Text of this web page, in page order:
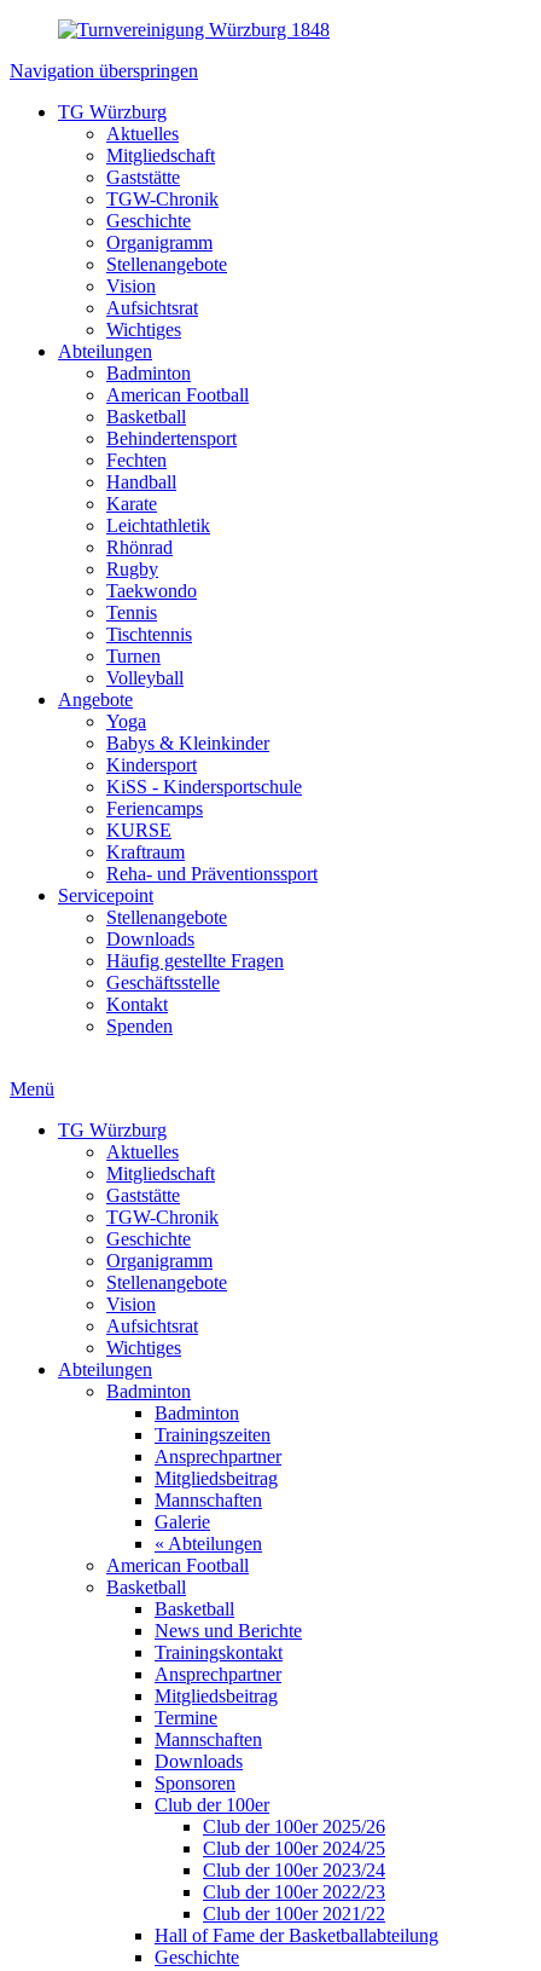
Navigation überspringen
TG Würzburg
Aktuelles
Mitgliedschaft
Gaststätte
TGW-Chronik
Geschichte
Organigramm
Stellenangebote
Vision
Aufsichtsrat
Wichtiges
Abteilungen
Badminton
American Football
Basketball
Behindertensport
Fechten
Handball
Karate
Leichtathletik
Rhönrad
Rugby
Taekwondo
Tennis
Tischtennis
Turnen
Volleyball
Angebote
Yoga
Babys & Kleinkinder
Kindersport
KiSS - Kindersportschule
Feriencamps
KURSE
Kraftraum
Reha- und Präventionssport
Servicepoint
Stellenangebote
Downloads
Häufig gestellte Fragen
Geschäftsstelle
Kontakt
Spenden
Menü
TG Würzburg
Aktuelles
Mitgliedschaft
Gaststätte
TGW-Chronik
Geschichte
Organigramm
Stellenangebote
Vision
Aufsichtsrat
Wichtiges
Abteilungen
Badminton
Badminton
Trainingszeiten
Ansprechpartner
Mitgliedsbeitrag
Mannschaften
Galerie
« Abteilungen
American Football
Basketball
Basketball
News und Berichte
Trainingskontakt
Ansprechpartner
Mitgliedsbeitrag
Termine
Mannschaften
Downloads
Sponsoren
Club der 100er
Club der 100er 2025/26
Club der 100er 2024/25
Club der 100er 2023/24
Club der 100er 2022/23
Club der 100er 2021/22
Hall of Fame der Basketballabteilung
Geschichte